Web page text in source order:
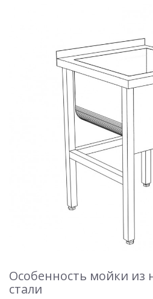
Особенность мойки
стали